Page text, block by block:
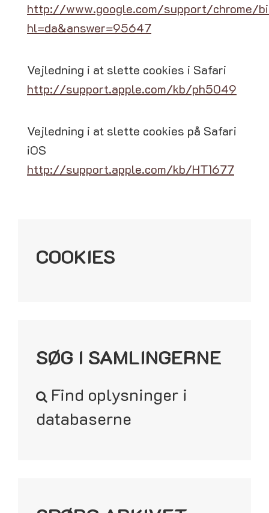
http://www.google.com/support/chrome/
hl=da&answer=95647
Vejledning i at slette cookies i Safari
http://support.apple.com/kb/ph5049
Vejledning i at slette cookies på Safari
iOS
http://support.apple.com/kb/HT1677
COOKIES
SØG I SAMLINGERNE
Find oplysninger i
databaserne